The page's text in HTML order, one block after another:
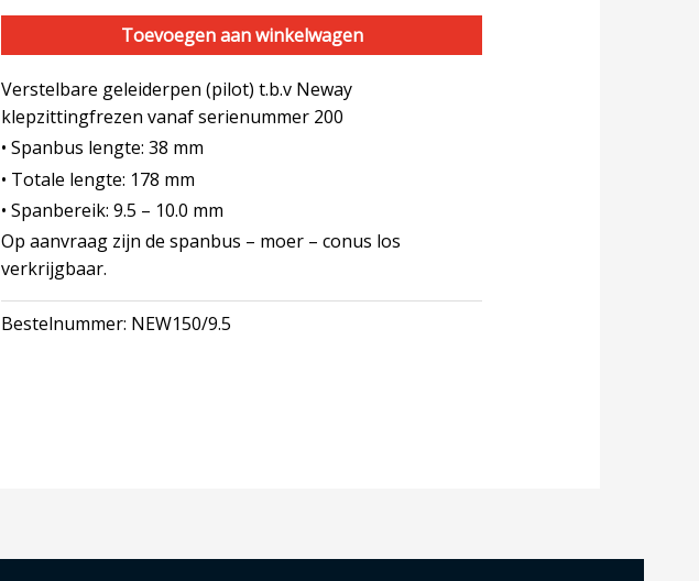
Toevoegen aan winkelwagen
Verstelbare geleiderpen (pilot) t.b.v Neway
klepzittingfrezen vanaf serienummer 200
• Spanbus lengte: 38 mm
• Totale lengte: 178 mm
• Spanbereik: 9.5 – 10.0 mm
Op aanvraag zijn de spanbus – moer – conus los
verkrijgbaar.
Bestelnummer: NEW150/9.5